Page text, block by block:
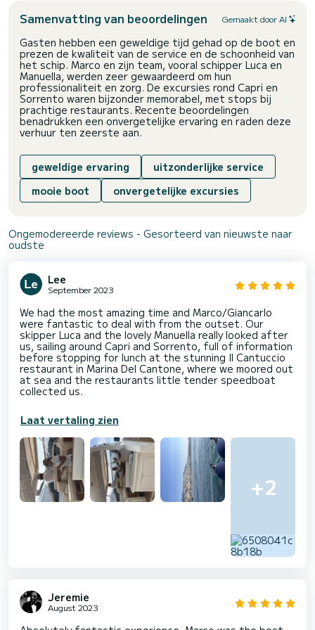
aanbieden in hun wellnesscentra.
Je kunt er gemakkelijk komen vanaf de zee en je kunt de dag
afsluiten met een laatste toast op het uitzicht op het
Aragonese kasteel.
De verzonken baai tussen mythe en geschiedenis.
Vanuit Mergellina kun je in minder dan een uur een reis terug
door de eeuwen heen maken, naar de tijd van het oude
Griekenland.
verrassend, een vakantiebestemming voor de oude
Romeinen.
De baai die zich uitstrekt tussen Bacoli en Miseno verbergt
een zeer rijk archeologisch erfgoed, ondergedompeld in de
bodem van de zee .
scheepswrakken, allemaal daterend uit eeuwen vóór
Christus. Deze wonderen, deels zelfs zichtbaar vanaf de
plaatse beschikbare boten met glazen bodem en, voor de
meer gepassioneerde, met duiken.
Het verblijf kan worden aangevuld met wandelingen aan land,
Samenvatting van beoordelingen Gemaakt door AI
Gasten hebben een geweldige tijd gehad op de boot en
prezen de kwaliteit van de service en de schoonheid van
het schip. Marco en zijn team, vooral schipper Luca en
Manuella, werden zeer gewaardeerd om hun
professionaliteit en zorg. De excursies rond Capri en
Sorrento waren bijzonder memorabel, met stops bij
prachtige restaurants. Recente beoordelingen
benadrukken een onvergetelijke ervaring en raden deze
verhuur ten zeerste aan.
geweldige ervaring
uitzonderlijke service
mooie boot
onvergetelijke excursies
Ongemodereerde reviews - Gesorteerd van nieuwste naar
oudste
Lee
September 2023
We had the most amazing time and Marco/Giancarlo
were fantastic to deal with from the outset. Our
skipper Luca and the lovely Manuella really looked after
us, sailing around Capri and Sorrento, full of information
before stopping for lunch at the stunning Il Cantuccio
restaurant in Marina Del Cantone, where we moored out
at sea and the restaurants little tender speedboat
collected us.
Laat vertaling zien
+2
Jeremie
August 2023